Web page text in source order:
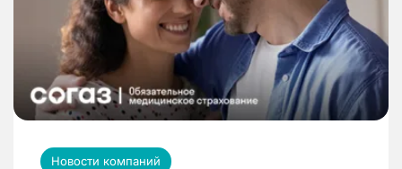
Новости компаний